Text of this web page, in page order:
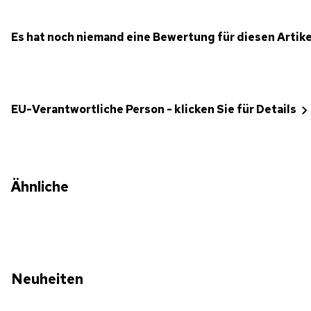
Es hat noch niemand eine Bewertung für diesen
EU-Verantwortliche Person - klicken Sie für Details
Ähnliche
Neuheiten